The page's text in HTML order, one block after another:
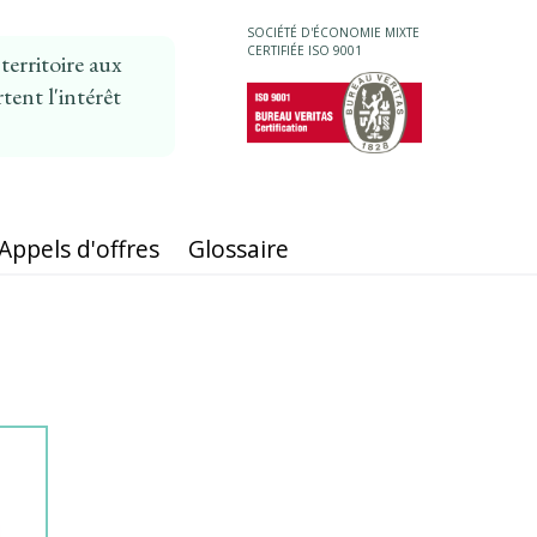
aux
l'intérêt
SOCIÉTÉ D'ÉCONOMIE MIXTE
CERTIFIÉE ISO 9001
d'offres Glossaire